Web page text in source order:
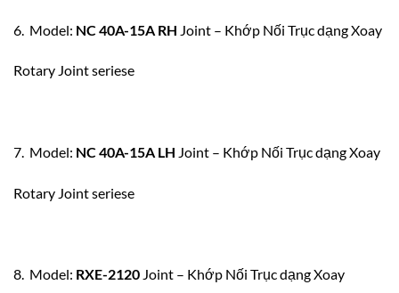
6. Model: NC 40A-15A RH Joint – Khớp Nối Trục dạng Xoay
Rotary Joint seriese
7. Model: NC 40A-15A LH Joint – Khớp Nối Trục dạng Xoay
Rotary Joint seriese
8. Model: RXE-2120 Joint – Khớp Nối Trục dạng Xoay